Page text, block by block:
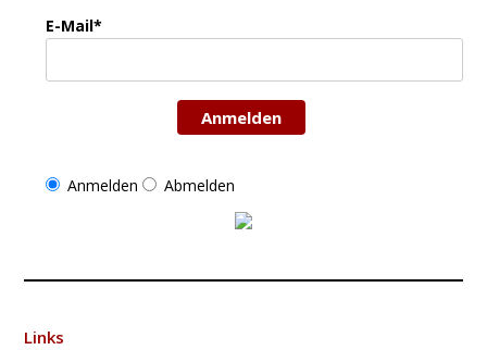
E-Mail*
Anmelden
Anmelden Abmelden
Links